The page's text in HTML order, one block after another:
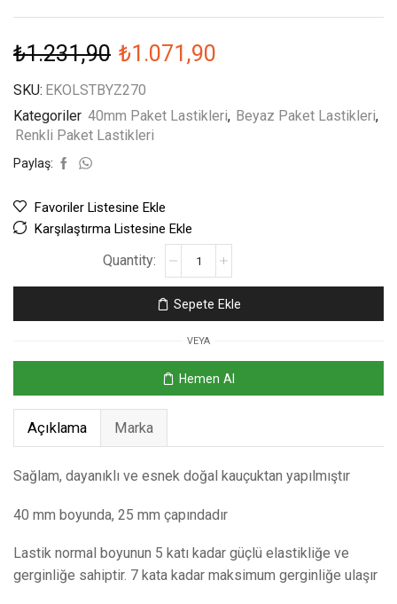
₺1.231,90 ₺1.071,90
SKU: EKOLSTBYZ270
Kategoriler 40mm Paket Lastikleri, Beyaz Paket Lastikleri,
Renkli Paket Lastikleri
Paylaş:
Favoriler Listesine Ekle
Karşılaştırma Listesine Ekle
Sepete Ekle
VEYA
Hemen Al
Açıklama Marka
Sağlam, dayanıklı ve esnek doğal kauçuktan yapılmıştır
40 mm boyunda, 25 mm çapındadır
Lastik normal boyunun 5 katı kadar güçlü elastikliğe ve
gerginliğe sahiptir. 7 kata kadar maksimum gerginliğe ulaşır